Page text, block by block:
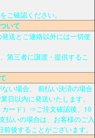
ご確認ください。
いて
送とご連絡以外には一切使
第三者に譲渡・提供するこ
い場合、 前払い決済の場合
日以内に発送いたします。
カード）⇒ご注文確認後、10
払いの場合は、お客様のご入
後することがございます。